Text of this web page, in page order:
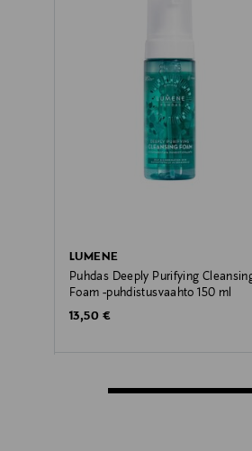
LUMENE
Puhdas Deeply Purifying
Foam -puhdistusvaahto 150 ml
Original Price
13,50 €